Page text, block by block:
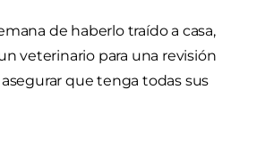
de haberlo traído a casa,
veterinario para una revisión
que tenga todas sus